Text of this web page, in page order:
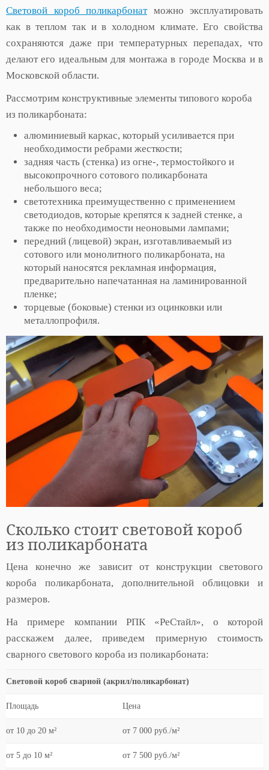
Световой короб поликарбонатможно эксплуатировать
как в теплом так и в холодном климате. Его свойства
сохраняются даже при температурных перепадах, что
делают его идеальным для монтажа в городе Москва и в
Московской области.
Рассмотрим конструктивные элементы типового короба
из поликарбоната:
алюминиевый каркас, который усиливается при
необходимости ребрами жесткости;
задняя часть (стенка) из огне-, термостойкого и
высокопрочного сотового поликарбоната
небольшого веса;
светотехника преимущественно с применением
светодиодов, которые крепятся к задней стенке, а
также по необходимости неоновыми лампами;
передний (лицевой) экран, изготавливаемый из
сотового или монолитного поликарбоната, на
который наносятся рекламная информация,
предварительно напечатанная на ламинированной
пленке;
торцевые (боковые) стенки из оцинковки или
металлопрофиля.
Сколько стоит световой короб
из поликарбоната
Цена конечно же зависит от конструкции светового
короба поликарбоната, дополнительной облицовки и
размеров.
На примере компании РПК «РеСтайл», о которой
расскажем далее, приведем примерную стоимость
сварного светового короба из поликарбоната:
Световой короб сварной (акрил/поликарбонат)
Площадь Цена
от 10 до 20 м² от 7 000 руб./м²
от 5 до 10 м² от 7 500 руб./м²